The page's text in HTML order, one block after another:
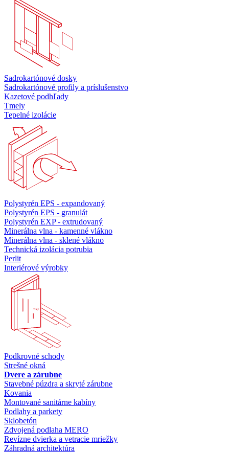
Sadrokartónové dosky
Sadrokartónové profily a príslušenstvo
Kazetové podhľady
Tmely
Tepelné izolácie
Polystyrén EPS - expandovaný
Polystyrén EPS - granulát
Polystyrén EXP - extrudovaný
Minerálna vlna - kamenné vlákno
Minerálna vlna - sklené vlákno
Technická izolácia potrubia
Perlit
Interiérové výrobky
Podkrovné schody
Strešné okná
Dvere a zárubne
Stavebné púzdra a skryté zárubne
Kovania
Montované sanitárne kabíny
Podlahy a parkety
Sklobetón
Zdvojená podlaha MERO
Revízne dvierka a vetracie mriežky
Záhradná architektúra